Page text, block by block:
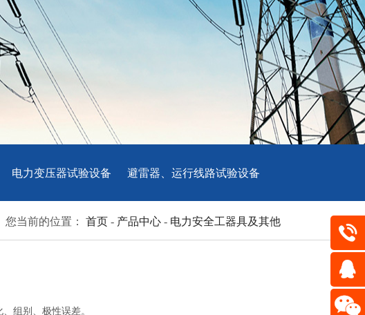
电力变压器试验设备 避雷器、运行线路试验设备
您当前的位置： 首页 - 产品中心 - 电力安全工器具及其他
组别、极性误差。


